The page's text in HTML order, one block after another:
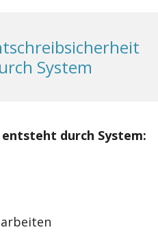
System
durch System: